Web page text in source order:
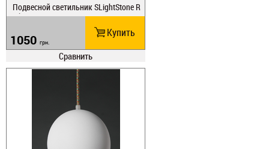
Подвесной светильник SLightStone R
ail S
1050 грн.
Купить
Сравнить